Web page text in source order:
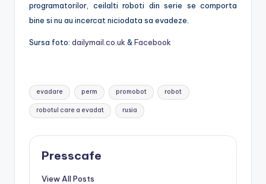
programatorilor, ceilalti roboti din serie se comporta
bine si nu au incercat niciodata sa evadeze.
Sursa foto: dailymail.co.uk &Facebook
Tags:
evadare perm promobot robot
robotul care a evadat rusia
Presscafe
View All Posts